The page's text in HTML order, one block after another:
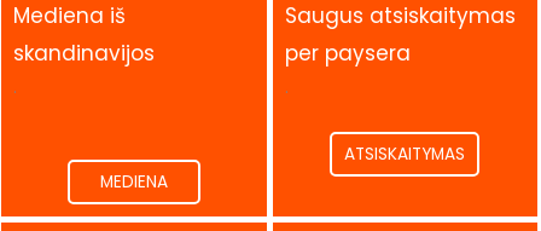
Mediena iš
skandinavijos
.
MEDIENA
Saugus atsiskaitymas
per paysera
.
ATSISKAITYMAS